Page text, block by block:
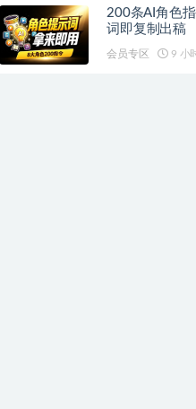
200条AI角色
词即复制出稿
会员专区 9 小